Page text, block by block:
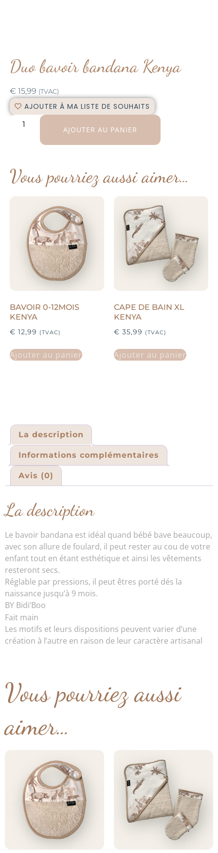
Duo bavoir bandana Kenya
€ 15,99 (TVAC)
AJOUTER À MA LISTE DE SOUHAITS
AJOUTER AU PANIER
Vous pourriez aussi aimer…
BAVOIR 0-12MOIS
KENYA
€ 12,99 (TVAC)
Ajouter au panier
CAPE DE BAIN XL
KENYA
€ 35,99 (TVAC)
Ajouter au panier
La description
Informations complémentaires
Avis (0)
La description
Le bavoir bandana est idéal quand bébé bave beaucoup,
avec son allure de foulard, il peut rester au cou de votre
enfant tout en étant esthétique et ainsi les vêtements
resteront secs.
Réglable par pressions, il peut êtres porté dés la
naissance jusqu’à 9 mois.
BY Bidi’Boo
Fait main
Les motifs et leurs dispositions peuvent varier d’une
création à l’autre en raison de leur caractère artisanal
Vous pourriez aussi
aimer…